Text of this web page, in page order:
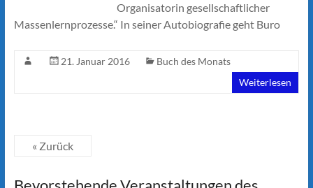
Organisatorin gesellschaftlicher
Massenlernprozesse.“ In seiner Autobiografie geht Buro
21. Januar 2016
Buch des Monats
Weiterlesen
« Zurück